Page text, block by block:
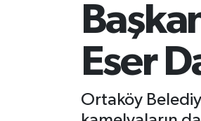
Eser
Ortaköy
Tüm Manşetler
Son Dakika Haberleri
Haber Arşivi